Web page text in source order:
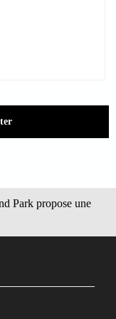
Park propose une